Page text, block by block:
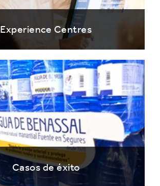
Experience Centres
Casos de éxito